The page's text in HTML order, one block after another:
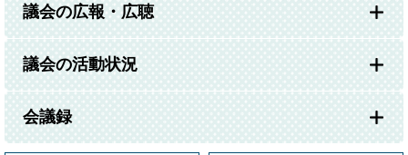
議会の広報・広聴
議会の活動状況
会議録